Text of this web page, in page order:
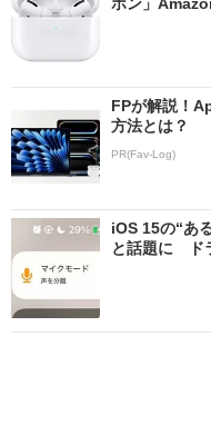
FPが解説！
方法とは？
PR(Fav-Log)
iOS 15の“あ
と話題に ド